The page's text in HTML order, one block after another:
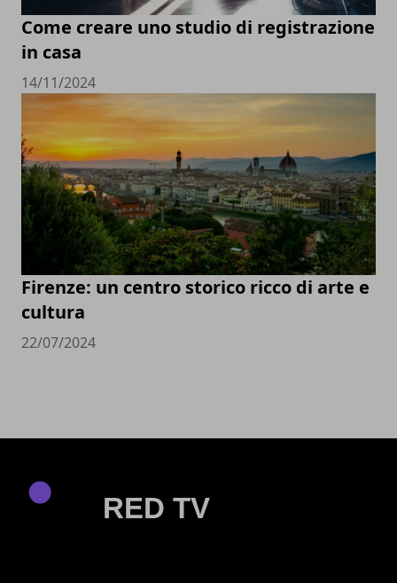
Come creare uno studio di registrazione
in casa
14/11/2024
Firenze: un centro storico ricco di arte e
cultura
22/07/2024